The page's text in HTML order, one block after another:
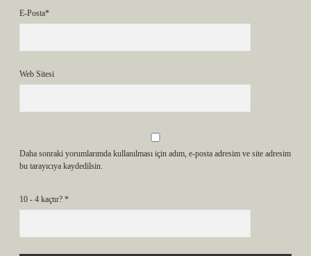
E-Posta*
Web Sitesi
Daha sonraki yorumlarımda kullanılması için adım, e-posta adresim ve site adresim
bu tarayıcıya kaydedilsin.
10 - 4 kaçtır? *